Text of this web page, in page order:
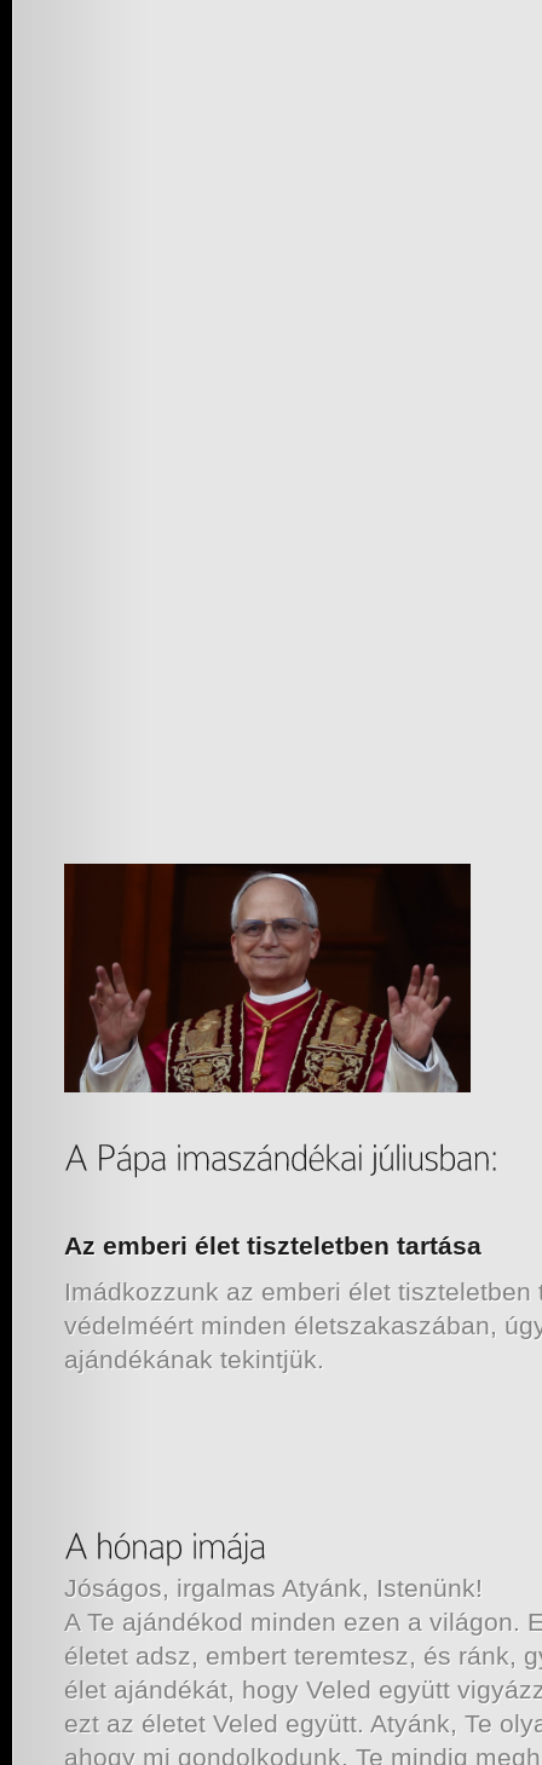
Az emberi élet tiszteletben tartása
Imádkozzunk az emberi élet tiszteletben
védelméért minden életszakaszában,
ajándékának tekintjük.
Jóságos, irgalmas Atyánk, Istenünk!
A Te ajándékod minden ezen a világon.
életet adsz, embert teremtesz, és ránk,
élet ajándékát, hogy Veled együtt
ezt az életet Veled együtt. Atyánk, Te
ahogy mi gondolkodunk, Te mindig